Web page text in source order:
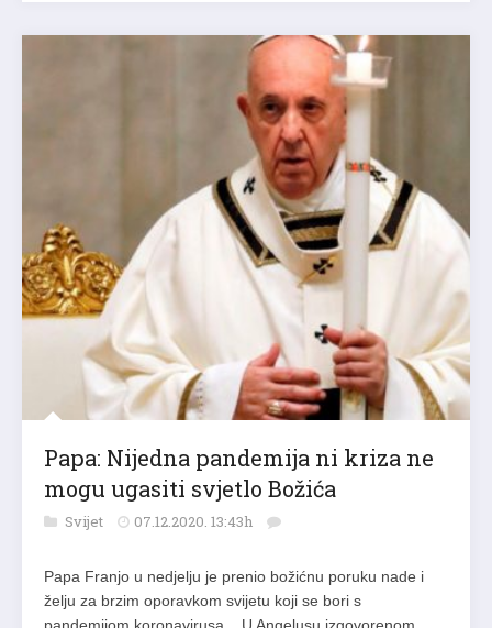
Papa: Nijedna pandemija ni kriza ne
mogu ugasiti svjetlo Božića
Svijet 07.12.2020. 13:43h
Papa Franjo u nedjelju je prenio božićnu poruku nade i
želju za brzim oporavkom svijetu koji se bori s
pandemijom koronavirusa. U Angelusu izgovorenom